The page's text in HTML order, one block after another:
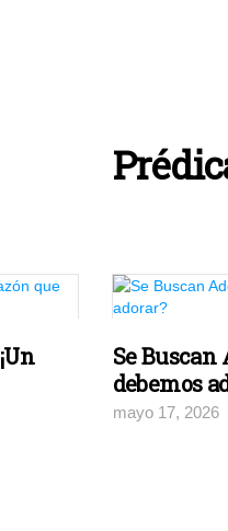
Se Buscan
debemos
mayo 17, 2026